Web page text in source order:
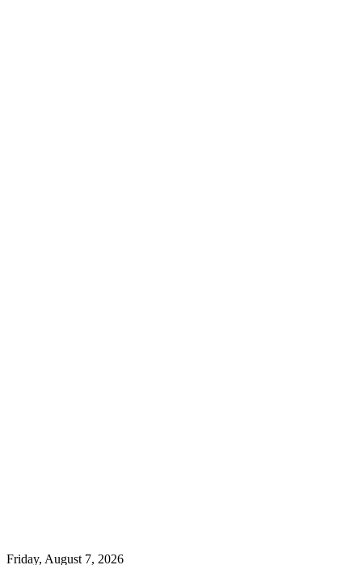
Friday, August 7, 2026